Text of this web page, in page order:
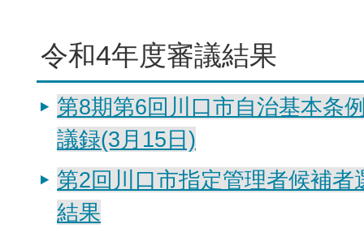
令和4年度審議結果
第8期第6回川口市自治基本条
議録(3月15日)
第2回川口市指定管理者候補者
結果